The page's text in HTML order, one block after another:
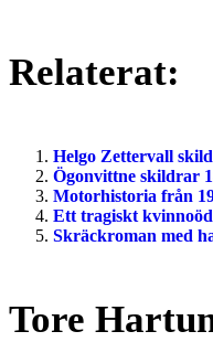
Relaterat:
Helgo Zettervall
Ögonvittne skildrar
Motorhistoria från
Ett tragiskt
Skräckroman med
Tore